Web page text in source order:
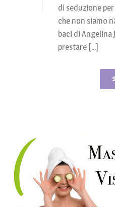
di seduzione
che non siamo
baci di Angelina
prestare [...]